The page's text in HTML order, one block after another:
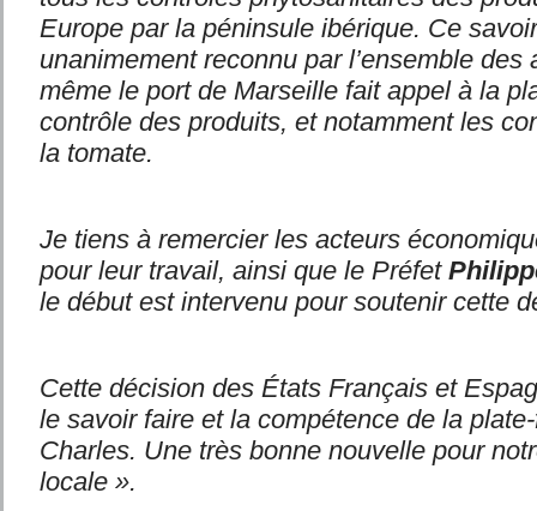
Europe par la péninsule ibérique. Ce
unanimement reconnu par l’ensemble des
même le port de Marseille fait appel à la
contrôle des produits, et notamment les
la tomate.
Je tiens à remercier les acteurs
pour leur travail, ainsi que le Préfet
le début est intervenu pour soutenir cette
Cette décision des États Français et
le savoir faire et la compétence de la
Charles. Une très bonne nouvelle pour
locale ».